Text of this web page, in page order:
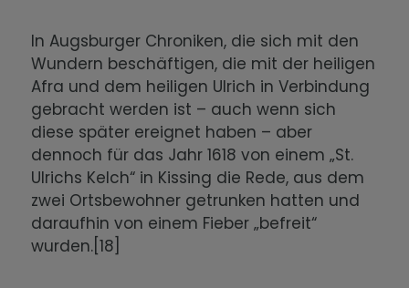
In Augsburger Chroniken, die sich mit den
Wundern beschäftigen, die mit der heiligen
Afra und dem heiligen Ulrich in Verbindung
gebracht werden ist – auch wenn sich
diese später ereignet haben – aber
dennoch für das Jahr 1618 von einem „St.
Ulrichs Kelch“ in Kissing die Rede, aus dem
zwei Ortsbewohner getrunken hatten und
daraufhin von einem Fieber „befreit“
wurden.[18]